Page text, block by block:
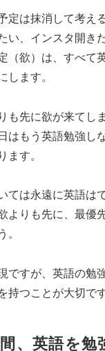
定は抹消して考え
い、インスタ開き
（欲）は、すべて
します。
も先に欲が来てし
はもう英語勉強し
ます。
ては永遠に英語は
よりも先に、最優
。
ですが、英語の勉
持つことが大切です
、英語を勉